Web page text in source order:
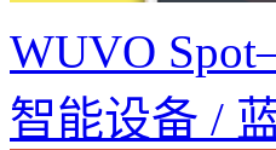
WUVO
智能设备 /